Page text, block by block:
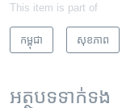
This item is part of
កម្ពុជា សុខភាព
អត្ថបទ​ទាក់ទង